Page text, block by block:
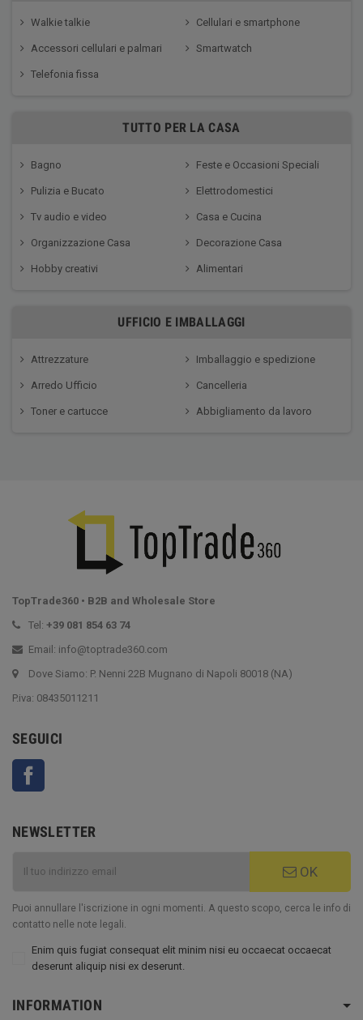
Walkie talkie Cellulari e smartphone
Accessori cellulari e palmari Smartwatch
Telefonia fissa
TUTTO PER LA CASA
Bagno Feste e Occasioni Speciali
Pulizia e Bucato Elettrodomestici
Tv audio e video Casa e Cucina
Organizzazione Casa Decorazione Casa
Hobby creativi Alimentari
UFFICIO E IMBALLAGGI
Attrezzature Imballaggio e spedizione
Arredo Ufficio Cancelleria
Toner e cartucce Abbigliamento da lavoro
TopTrade360 • B2B and Wholesale Store
Tel: +39 081 854 63 74
Email: info@toptrade360.com
Dove Siamo: P. Nenni 22B Mugnano di Napoli 80018 (NA)
P.iva: 08435011211
SEGUICI
NEWSLETTER
OK
Puoi annullare l'iscrizione in ogni momenti. A questo scopo, cerca le info di
contatto nelle note legali.
Enim quis fugiat consequat elit minim nisi eu occaecat occaecat
deserunt aliquip nisi ex deserunt.
INFORMATION